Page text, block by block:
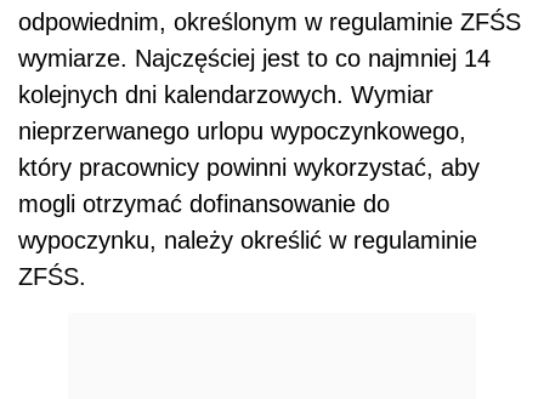
odpowiednim, określonym w regulaminie ZFŚS
wymiarze. Najczęściej jest to co najmniej 14
kolejnych dni kalendarzowych. Wymiar
nieprzerwanego urlopu wypoczynkowego,
który pracownicy powinni wykorzystać, aby
mogli otrzymać dofinansowanie do
wypoczynku, należy określić w regulaminie
ZFŚS.